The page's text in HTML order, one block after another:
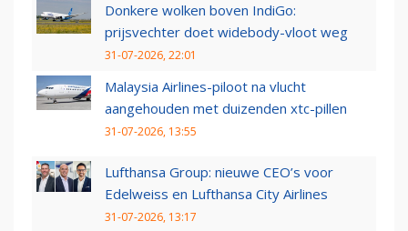
Donkere wolken boven IndiGo:
prijsvechter doet widebody-vloot weg
31-07-2026, 22:01
Malaysia Airlines-piloot na vlucht
aangehouden met duizenden xtc-pillen
31-07-2026, 13:55
Lufthansa Group: nieuwe CEO’s voor
Edelweiss en Lufthansa City Airlines
31-07-2026, 13:17